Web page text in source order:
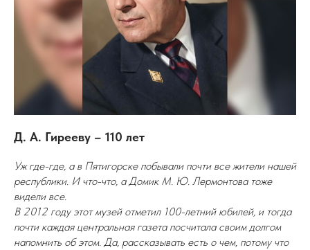
Д. А. Гирееву – 110 лет
Уж где-где, а в Пятигорске побывали почти все жители нашей
республики. И что-что, а Домик М. Ю. Лермонтова тоже
видели все.
В 2012 году этот музей отметил 100-летний юбилей, и тогда
почти каждая центральная газета посчитала своим долгом
напомнить об этом. Да, рассказывать есть о чем, потому что